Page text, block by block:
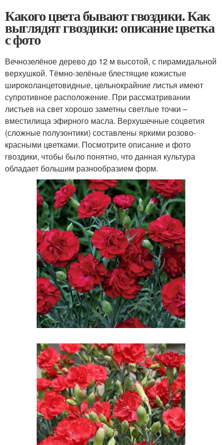
Какого цвета бывают гвоздики. Как
выглядят гвоздики: описание цветка
с фото
Вечнозелёное дерево до 12 м высотой, с пирамидальной
верхушкой. Тёмно-зелёные блестящие кожистые
широколанцетовидные, цельнокрайние листья имеют
супротивное расположение. При рассматривании
листьев на свет хорошо заметны светлые точки –
вместилища эфирного масла. Верхушечные соцветия
(сложные полузонтики) составлены яркими розово-
красными цветками. Посмотрите описание и фото
гвоздики, чтобы было понятно, что данная культура
обладает большим разнообразием форм.